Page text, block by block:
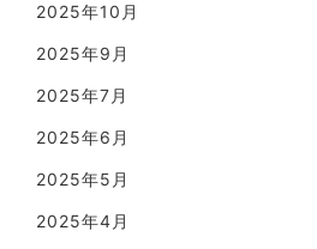
2025年10月
2025年9月
2025年7月
2025年6月
2025年5月
2025年4月